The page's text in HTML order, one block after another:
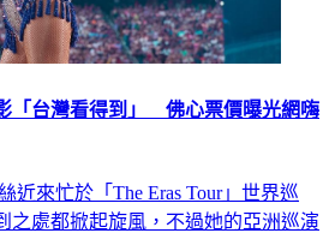
「台灣看得到」 佛心票價曝光網嗨
來忙於「The Eras Tour」世界巡